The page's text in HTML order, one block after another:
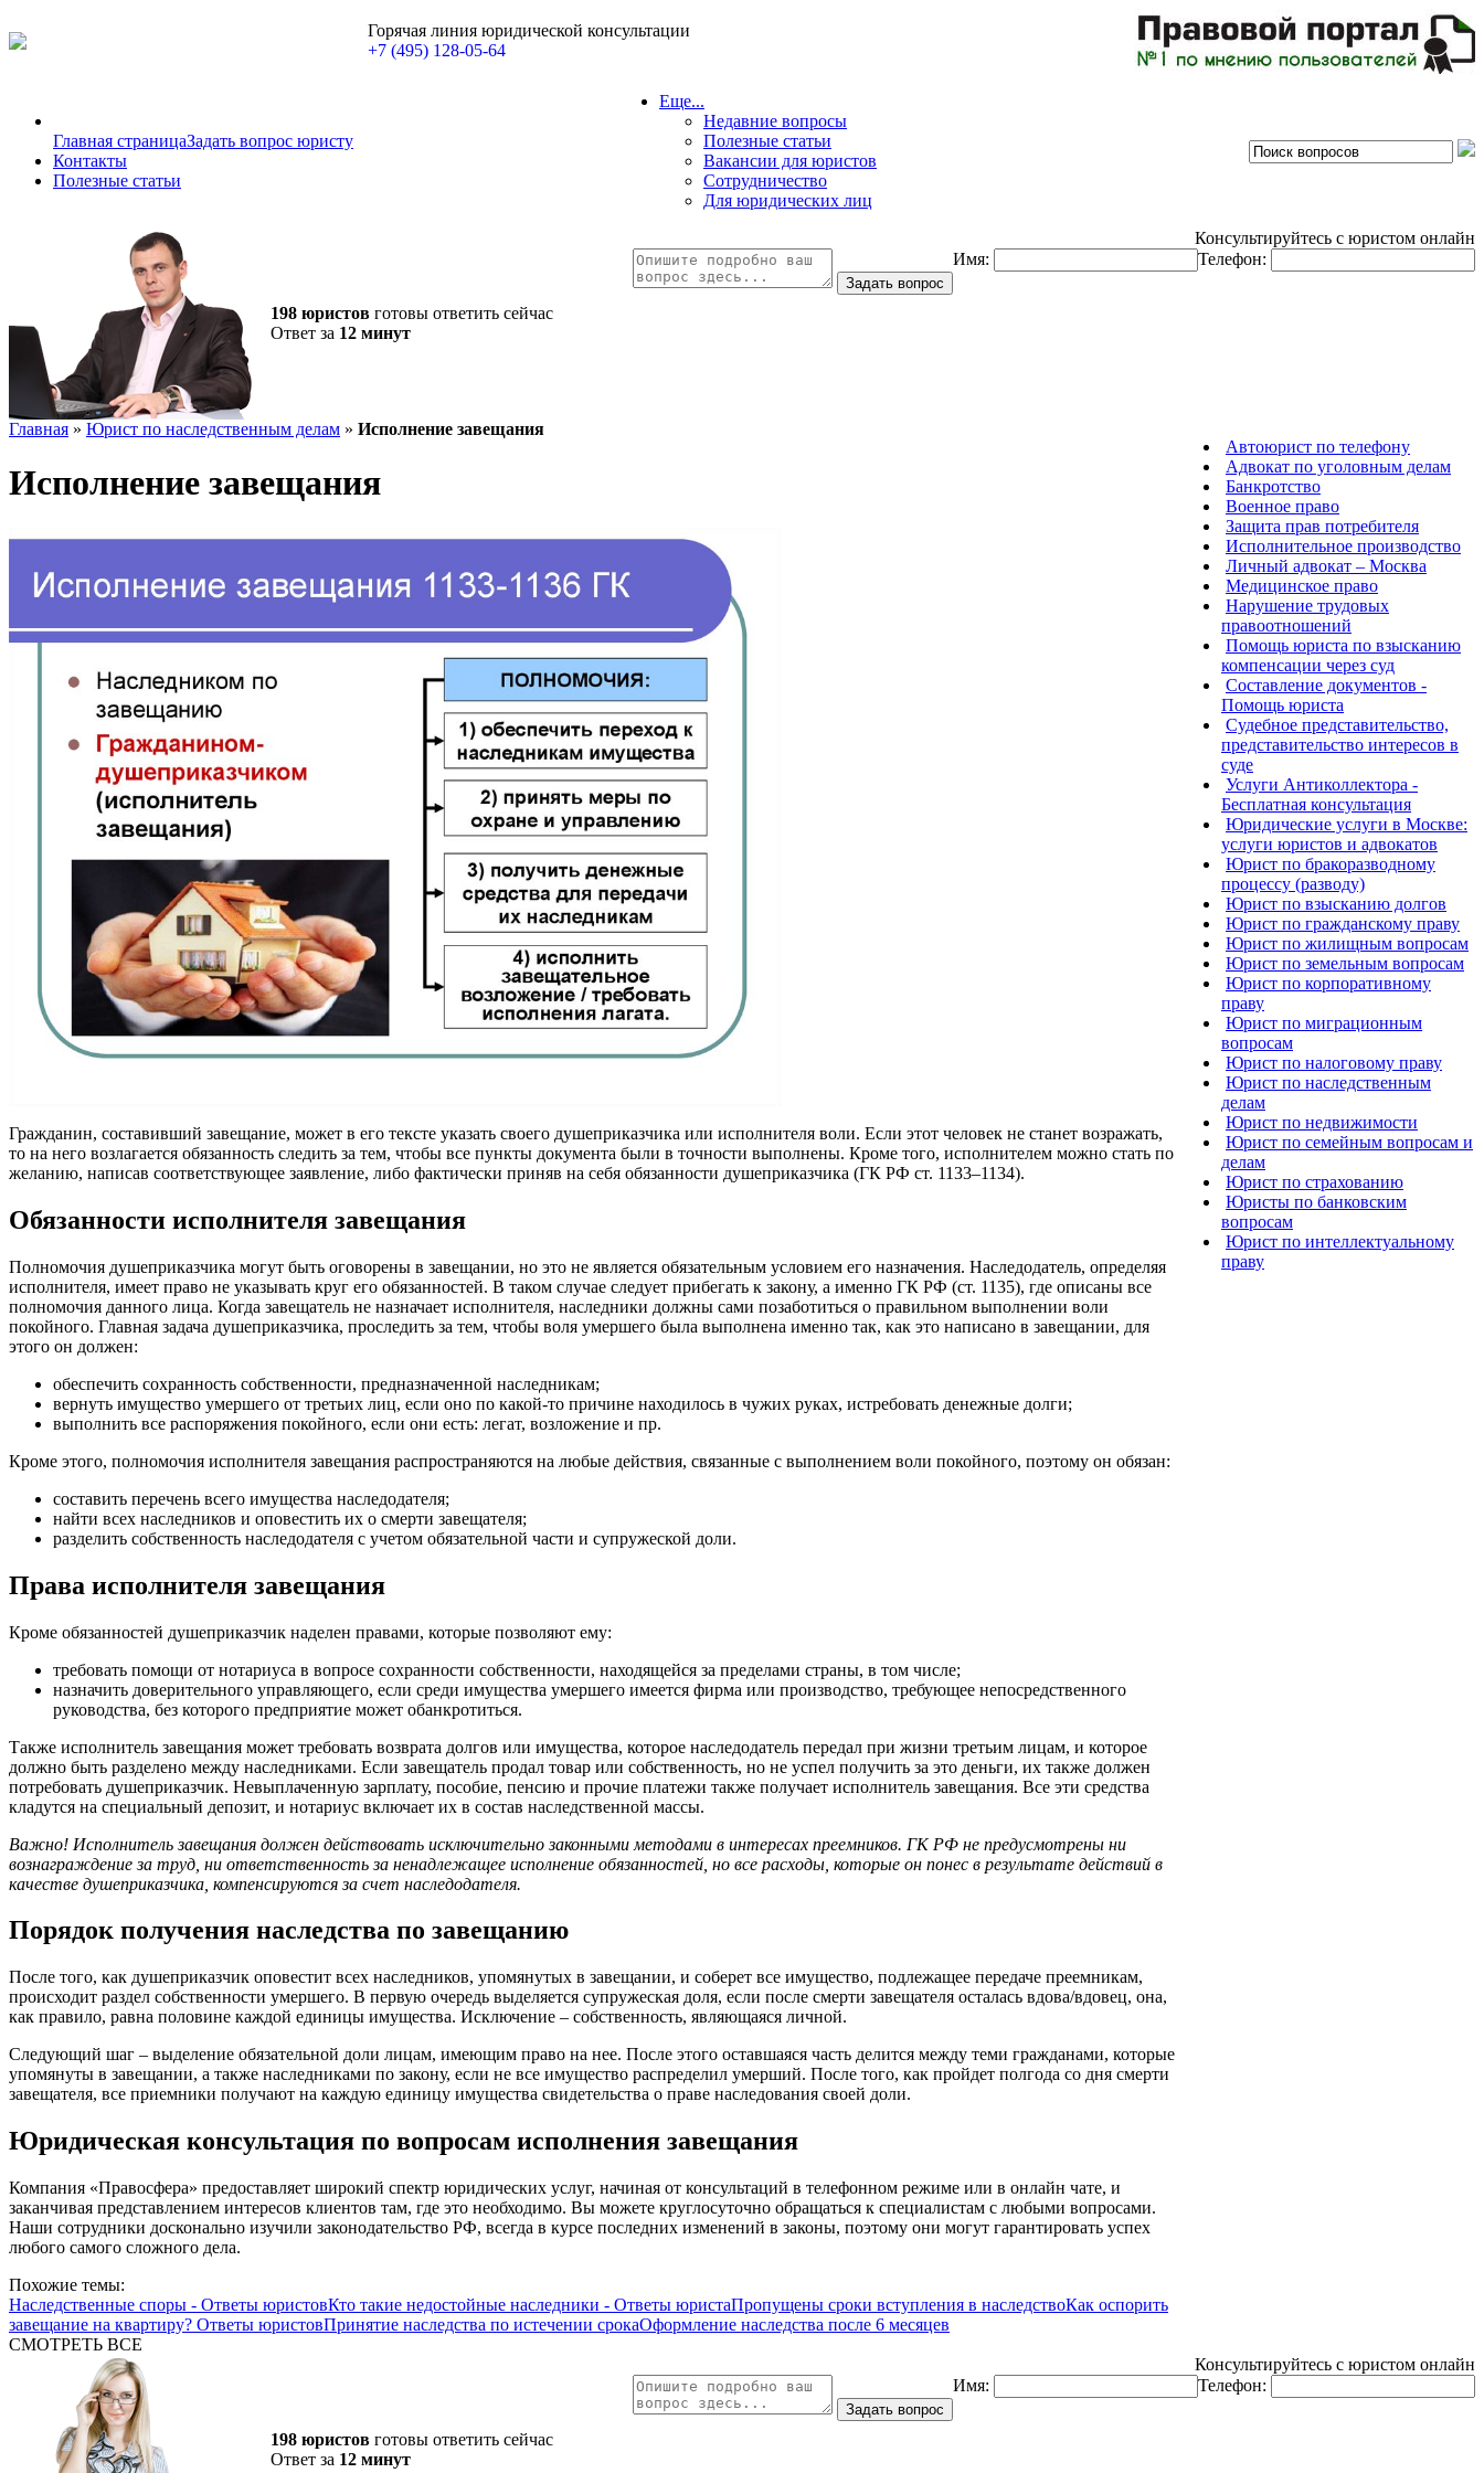
Горячая линия юридической консультации
+7 (495) 128-05-64
Главная страницаЗадать вопрос юристу
Контакты
Полезные статьи
Еще...
Недавние вопросы
Полезные статьи
Вакансии для юристов
Сотрудничество
Для юридических лиц
198 юристов готовы ответить сейчас
Ответ за 12 минут
Консультируйтесь с юристом онлайн
Имя:
Телефон:
Главная » Юрист по наследственным делам » Исполнение завещания
Исполнение завещания
Гражданин, составивший завещание, может в его тексте указать своего душеприказчика или исполнителя воли. Если этот человек не станет возражать,
то на него возлагается обязанность следить за тем, чтобы все пункты документа были в точности выполнены. Кроме того, исполнителем можно стать по
желанию, написав соответствующее заявление, либо фактически приняв на себя обязанности душеприказчика (ГК РФ ст. 1133–1134).
Обязанности исполнителя завещания
Полномочия душеприказчика могут быть оговорены в завещании, но это не является обязательным условием его назначения. Наследодатель, определяя
исполнителя, имеет право не указывать круг его обязанностей. В таком случае следует прибегать к закону, а именно ГК РФ (ст. 1135), где описаны все
полномочия данного лица. Когда завещатель не назначает исполнителя, наследники должны сами позаботиться о правильном выполнении воли
покойного. Главная задача душеприказчика, проследить за тем, чтобы воля умершего была выполнена именно так, как это написано в завещании, для
этого он должен:
обеспечить сохранность собственности, предназначенной наследникам;
вернуть имущество умершего от третьих лиц, если оно по какой-то причине находилось в чужих руках, истребовать денежные долги;
выполнить все распоряжения покойного, если они есть: легат, возложение и пр.
Кроме этого, полномочия исполнителя завещания распространяются на любые действия, связанные с выполнением воли покойного, поэтому он обязан:
составить перечень всего имущества наследодателя;
найти всех наследников и оповестить их о смерти завещателя;
разделить собственность наследодателя с учетом обязательной части и супружеской доли.
Права исполнителя завещания
Кроме обязанностей душеприказчик наделен правами, которые позволяют ему:
требовать помощи от нотариуса в вопросе сохранности собственности, находящейся за пределами страны, в том числе;
назначить доверительного управляющего, если среди имущества умершего имеется фирма или производство, требующее непосредственного
руководства, без которого предприятие может обанкротиться.
Также исполнитель завещания может требовать возврата долгов или имущества, которое наследодатель передал при жизни третьим лицам, и которое
должно быть разделено между наследниками. Если завещатель продал товар или собственность, но не успел получить за это деньги, их также должен
потребовать душеприказчик. Невыплаченную зарплату, пособие, пенсию и прочие платежи также получает исполнитель завещания. Все эти средства
кладутся на специальный депозит, и нотариус включает их в состав наследственной массы.
Важно! Исполнитель завещания должен действовать исключительно законными методами в интересах преемников. ГК РФ не предусмотрены ни
вознаграждение за труд, ни ответственность за ненадлежащее исполнение обязанностей, но все расходы, которые он понес в результате действий в
качестве душеприказчика, компенсируются за счет наследодателя.
Порядок получения наследства по завещанию
После того, как душеприказчик оповестит всех наследников, упомянутых в завещании, и соберет все имущество, подлежащее передаче преемникам,
происходит раздел собственности умершего. В первую очередь выделяется супружеская доля, если после смерти завещателя осталась вдова/вдовец, она,
как правило, равна половине каждой единицы имущества. Исключение – собственность, являющаяся личной.
Следующий шаг – выделение обязательной доли лицам, имеющим право на нее. После этого оставшаяся часть делится между теми гражданами, которые
упомянуты в завещании, а также наследниками по закону, если не все имущество распределил умерший. После того, как пройдет полгода со дня смерти
завещателя, все приемники получают на каждую единицу имущества свидетельства о праве наследования своей доли.
Юридическая консультация по вопросам исполнения завещания
Компания «Правосфера» предоставляет широкий спектр юридических услуг, начиная от консультаций в телефонном режиме или в онлайн чате, и
заканчивая представлением интересов клиентов там, где это необходимо. Вы можете круглосуточно обращаться к специалистам с любыми вопросами.
Наши сотрудники досконально изучили законодательство РФ, всегда в курсе последних изменений в законы, поэтому они могут гарантировать успех
любого самого сложного дела.
Похожие темы:
Наследственные споры - Ответы юристовКто такие недостойные наследники - Ответы юристаПропущены сроки вступления в наследствоКак оспорить
завещание на квартиру? Ответы юристовПринятие наследства по истечении срокаОформление наследства после 6 месяцев
СМОТРЕТЬ ВСЕ
Автоюрист по телефону
Адвокат по уголовным делам
Банкротство
Военное право
Защита прав потребителя
Исполнительное производство
Личный адвокат – Москва
Медицинское право
Нарушение трудовых
правоотношений
Помощь юриста по взысканию
компенсации через суд
Составление документов -
Помощь юриста
Судебное представительство,
представительство интересов в
суде
Услуги Антиколлектора -
Бесплатная консультация
Юридические услуги в Москве:
услуги юристов и адвокатов
Юрист по бракоразводному
процессу (разводу)
Юрист по взысканию долгов
Юрист по гражданскому праву
Юрист по жилищным вопросам
Юрист по земельным вопросам
Юрист по корпоративному
праву
Юрист по миграционным
вопросам
Юрист по налоговому праву
Юрист по наследственным
делам
Юрист по недвижимости
Юрист по семейным вопросам и
делам
Юрист по страхованию
Юристы по банковским
вопросам
Юрист по интеллектуальному
праву
198 юристов готовы ответить сейчас
Ответ за 12 минут
Консультируйтесь с юристом онлайн
Имя:
Телефон: